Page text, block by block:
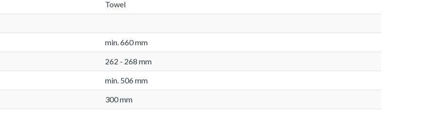
Towel
min. 660 mm
262 - 268 mm
min. 506 mm
300 mm